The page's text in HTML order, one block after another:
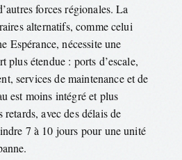
forces régionales. La
alternatifs, comme celui
Espérance, nécessite une
plus étendue : ports d’escale,
services de maintenance et de
est moins intégré et plus
avec des délais de
7 à 10 jours pour une unité